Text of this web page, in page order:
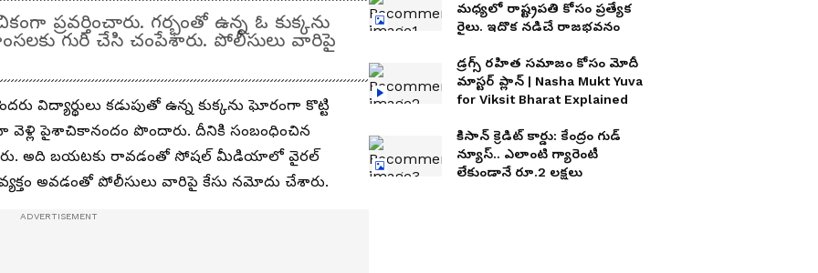
ప్రవర్తించారు. గర్భంతో ఉన్న ఓ కుక్కను
గురి చేసి చంపేశారు. పోలీసులు వారిపై
విద్యార్థులు కడుపుతో ఉన్న కుక్కను ఘోరంగా కొట్టి
వెళ్లి పైశాచికానందం పొందారు. దీనికి సంబంధించిన
చేశారు. అది బయటకు రావడంతో సోషల్ మీడియాలో వైరల్
అవడంతో పోలీసులు వారిపై కేసు నమోదు చేశారు.
మధ్యలో రాష్ట్రపతి కోసం ప్రత్యేక
రైలు. ఇదొక న‌డిచే రాజ‌భ‌వ‌నం
డ్రగ్స్ రహిత సమాజం కోసం మోదీ
మాస్టర్ ప్లాన్ | Nasha Mukt Yuva
for Viksit Bharat Explained
కిసాన్ క్రెడిట్ కార్డు: కేంద్రం గుడ్
న్యూస్.. ఎలాంటి గ్యారెంటీ
లేకుండానే రూ.2 లక్షలు